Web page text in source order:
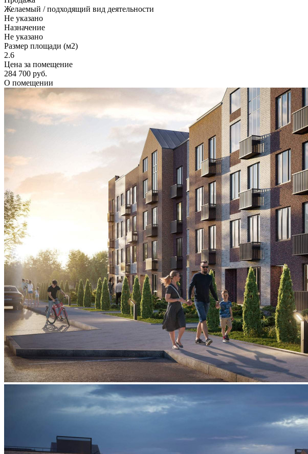
Желаемый / подходящий вид деятельности
Не указано
Назначение
Не указано
Размер площади (м2)
2.6
Цена за помещение
284 700 руб.
О помещении